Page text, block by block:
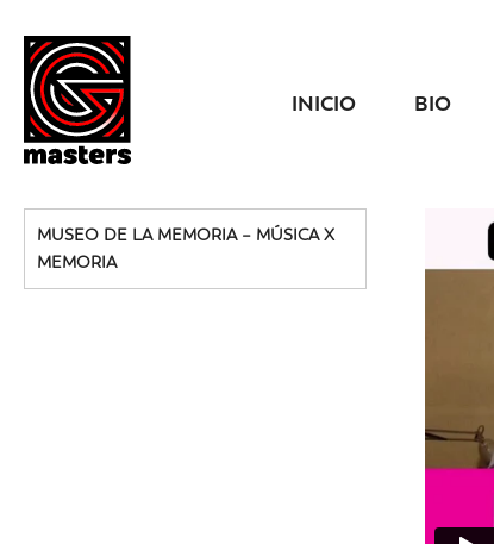
INICIO BIO
MUSEO DE LA MEMORIA – MÚSICA X
MEMORIA